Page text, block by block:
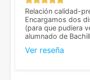
Relación calidad-
Encargamos dos
(para que pudiera
alumnado de
mejor presupuesto
Ver reseña